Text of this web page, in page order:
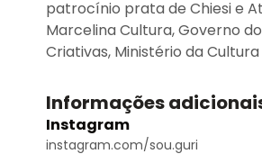
patrocínio prata de Chiesi e
Marcelina Cultura, Governo
Criativas, Ministério da
Informações
Instagram
instagram.com/sou.guri